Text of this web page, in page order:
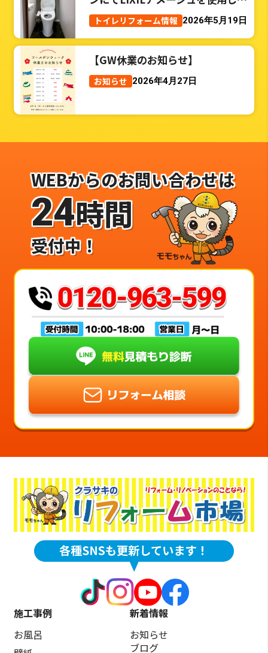
トイレリフォーム事例
トイレリフォーム情報 2026年5月19日
【GW休業のお知らせ】
お知らせ 2026年4月27日
WEBからのお問い合わせは
24時間
受付中！
施工事例
お風呂
新着情報
お知らせ
ブログ